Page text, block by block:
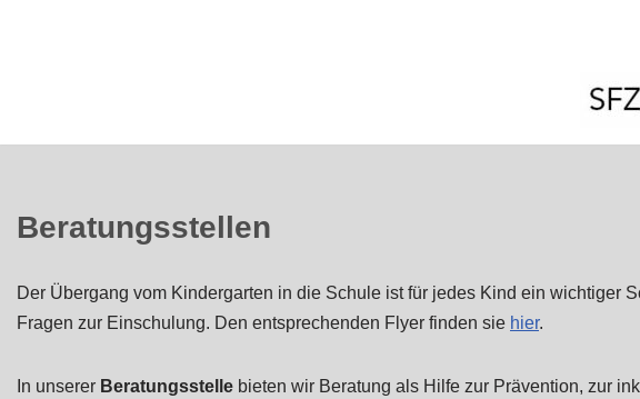
Beratungsstellen
Der Übergang vom Kindergarten in die Schule ist für jedes Kind ein wichtiger
Fragen zur Einschulung. Den entsprechenden Flyer finden sie hier.
In unserer Beratungsstelle bieten wir Beratung als Hilfe zur Prävention, zur